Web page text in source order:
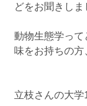
どをお聞きしま
動物生態学っ
味をお持ちの方
立枝さんの大